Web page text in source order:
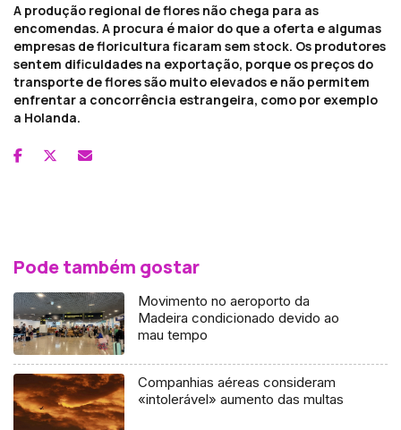
A produção regional de flores não chega para as
encomendas. A procura é maior do que a oferta e algumas
empresas de floricultura ficaram sem stock. Os produtores
sentem dificuldades na exportação, porque os preços do
transporte de flores são muito elevados e não permitem
enfrentar a concorrência estrangeira, como por exemplo
a Holanda.
Pode também gostar
Movimento no aeroporto da
Madeira condicionado devido ao
mau tempo
Companhias aéreas consideram
«intolerável» aumento das multas